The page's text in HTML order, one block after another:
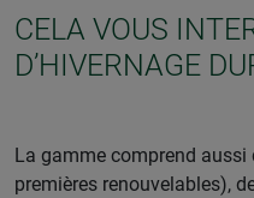
CELA VOUS
D’HIVERNAGE
La gamme comprend aussi
premières renouvelables),